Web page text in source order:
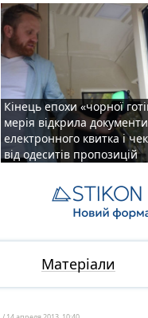
Кінець епохи «чорної
мерія відкрила
електронного квитка і
від одеситів пропозицій
Матеріали